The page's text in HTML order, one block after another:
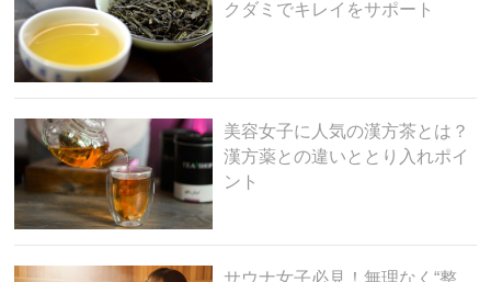
クダミでキレイをサポート
美容女子に人気の漢方茶とは？
漢方薬との違いととり入れポイ
ント